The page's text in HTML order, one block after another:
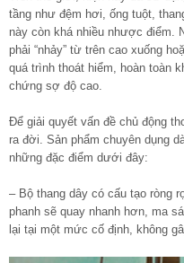
tầng như đệm hơi, ống tuột,
này còn khá nhiều nhược điểm.
phải “nhảy” từ trên cao xuống
quá trình thoát hiểm, hoàn toàn
chứng sợ độ cao.
Để giải quyết vấn đề chủ động
ra đời. Sản phẩm chuyên dụng
những đặc điểm dưới đây:
– Bộ thang dây có cấu tạo ròng
phanh sẽ quay nhanh hơn, ma
lại tại một mức cố định, không